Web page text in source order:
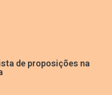
de proposições na